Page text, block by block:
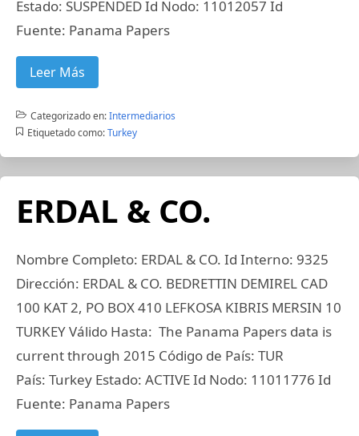
Estado: SUSPENDED Id Nodo: 11012057 Id
Fuente: Panama Papers
Leer Más
Categorizado en:Intermediarios
Etiquetado como: Turkey
ERDAL & CO.
Nombre Completo: ERDAL & CO. Id Interno: 9325
Dirección: ERDAL & CO. BEDRETTIN DEMIREL CAD
100 KAT 2, PO BOX 410 LEFKOSA KIBRIS MERSIN 10
TURKEY Válido Hasta: The Panama Papers data is
current through 2015 Código de País: TUR
País: Turkey Estado: ACTIVE Id Nodo: 11011776 Id
Fuente: Panama Papers